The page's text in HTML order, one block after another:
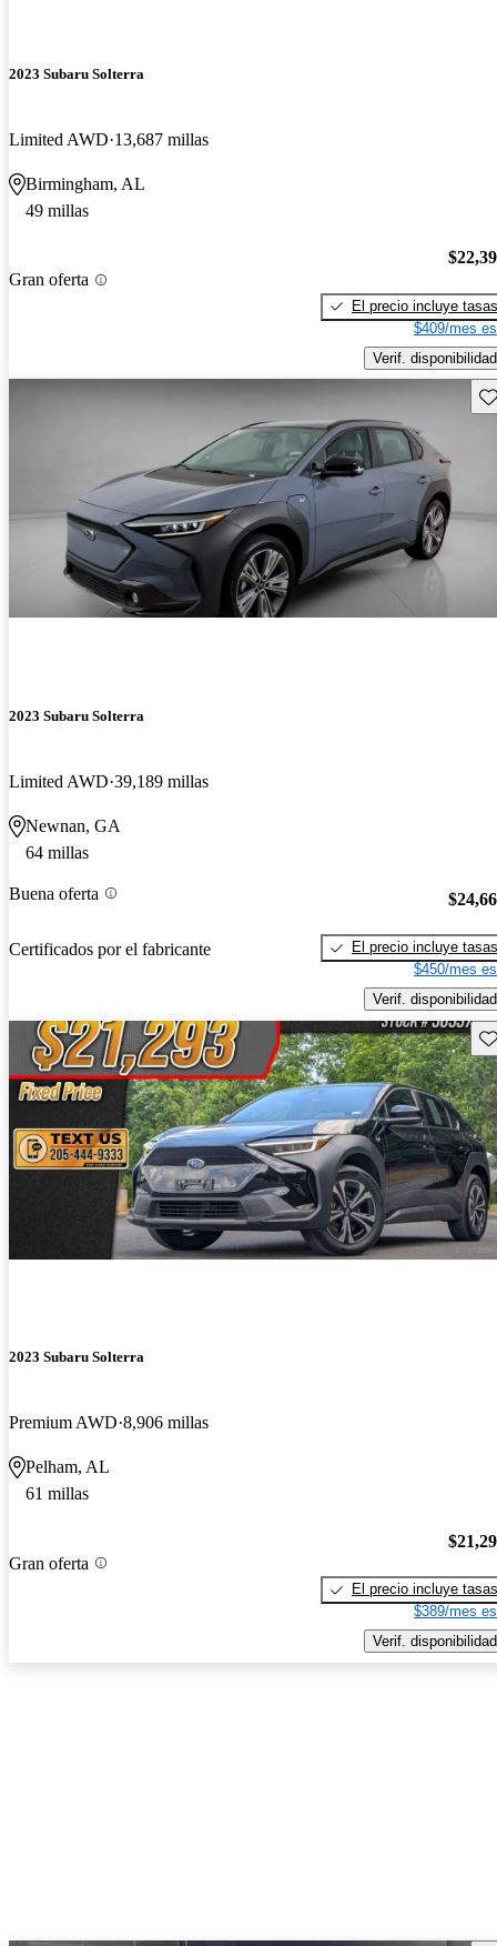
2023 Subaru Solterra
Limited AWD 13,687 millas
Birmingham, AL
49 millas
Gran oferta
El precio incluye tasas
$409/mes
Verif. disponibilidad
2023 Subaru Solterra
Limited AWD 39,189 millas
Newnan, GA
64 millas
Buena oferta
Certificados por el fabricante
El precio incluye tasas
$450/mes
Verif. disponibilidad
2023 Subaru Solterra
Premium AWD 8,906 millas
Pelham, AL
61 millas
Gran oferta
El precio incluye tasas
$389/mes
Verif. disponibilidad